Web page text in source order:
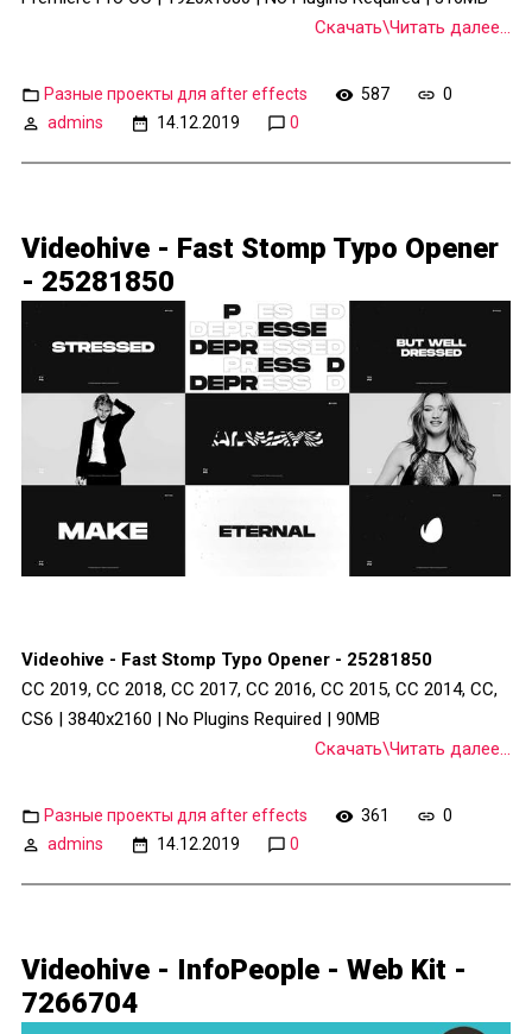
Скачать\Читать далее...
Разные проекты для after effects 587
0
admins
14.12.2019 0
Videohive - Fast Stomp Typo Opener
- 25281850
Videohive - Fast Stomp Typo Opener - 25281850
CC 2019, CC 2018, CC 2017, CC 2016, CC 2015, CC 2014, CC,
CS6 | 3840x2160 | No Plugins Required | 90MB
Скачать\Читать далее...
Разные проекты для after effects 361
0
admins
14.12.2019 0
Videohive - InfoPeople - Web Kit -
7266704